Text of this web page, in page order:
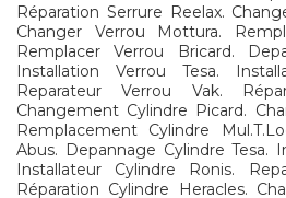
Réparation Serrure Reelax.
Changer Verrou Mottura.
Remplacer Verrou Bricard.
Installation Verrou Tesa.
Reparateur Verrou Vak.
Changement Cylindre Picard.
Remplacement Cylindre
Abus. Depannage Cylindre Tesa.
Installateur Cylindre Ronis.
Réparation Cylindre Heracles.